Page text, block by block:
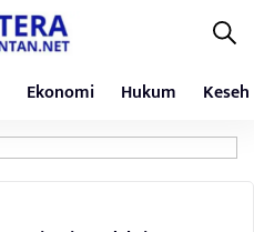
Ekonomi Hukum